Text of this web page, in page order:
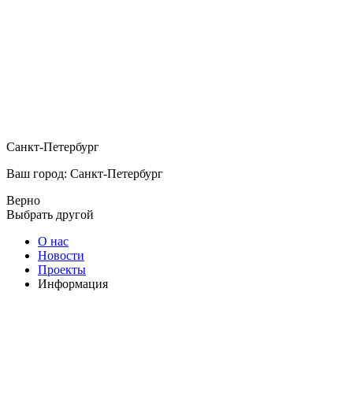
Санкт-Петербург
Ваш город: Санкт-Петербург
Верно
Выбрать другой
О нас
Новости
Проекты
Информация